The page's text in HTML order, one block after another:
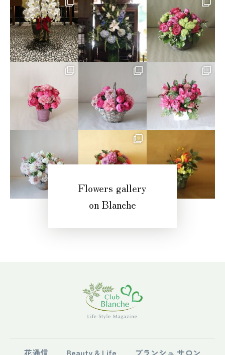
Flowers gallery
on Blanche
花通信 Beauty & Life ブランシュ サロン